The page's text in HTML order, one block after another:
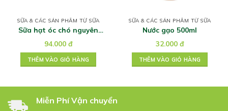
SỮA & CÁC SẢN PHẨM TỪ SỮA
Sữa hạt óc chó nguyên
94.000 đ
THÊM VÀO GIỎ HÀNG
SỮA & CÁC SẢN PHẨM TỪ SỮA
Nước gạo 500ml
32.000 đ
THÊM VÀO GIỎ HÀNG
Miễn Phí Vận chuyển